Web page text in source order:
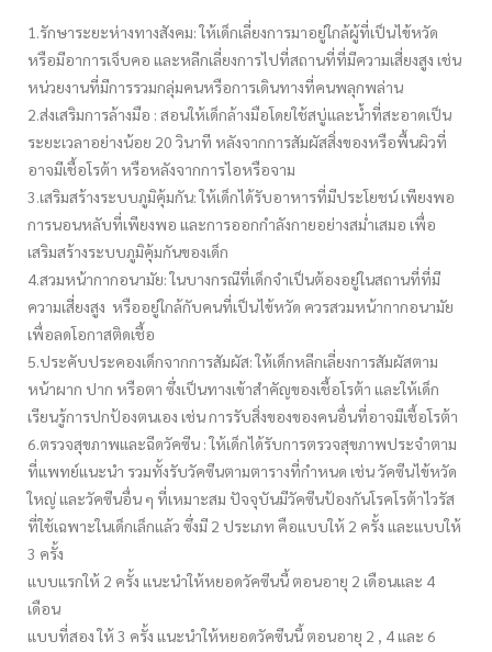
1.รักษาระยะห่างทางสังคม: ให้เด็กเลี่ยงการมาอยู่ใกล้ผู้ที่เป็นไข้หวัด
หรือมีอาการเจ็บคอ และหลีกเลี่ยงการไปที่สถานที่ที่มีความเสี่ยงสูง เช่น
หน่วยงานที่มีการรวมกลุ่มคนหรือการเดินทางที่คนพลุกพล่าน
2.ส่งเสริมการล้างมือ : สอนให้เด็กล้างมือโดยใช้สบู่และน้ำที่สะอาดเป็น
ระยะเวลาอย่างน้อย 20 วินาที หลังจากการสัมผัสสิ่งของหรือพื้นผิวที่
อาจมีเชื้อโรต้า หรือหลังจากการไอหรือจาม
3.เสริมสร้างระบบภูมิคุ้มกัน: ให้เด็กได้รับอาหารที่มีประโยชน์ เพียงพอ
การนอนหลับที่เพียงพอ และการออกกำลังกายอย่างสม่ำเสมอ เพื่อ
เสริมสร้างระบบภูมิคุ้มกันของเด็ก
4.สวมหน้ากากอนามัย: ในบางกรณีที่เด็กจำเป็นต้องอยู่ในสถานที่ที่มี
ความเสี่ยงสูง หรืออยู่ใกล้กับคนที่เป็นไข้หวัด ควรสวมหน้ากากอนามัย
เพื่อลดโอกาสติดเชื้อ
5.ประคับประคองเด็กจากการสัมผัส: ให้เด็กหลีกเลี่ยงการสัมผัสตาม
หน้าผาก ปาก หรือตา ซึ่งเป็นทางเข้าสำคัญของเชื้อโรต้า และให้เด็ก
เรียนรู้การปกป้องตนเอง เช่น การรับสิ่งของของคนอื่นที่อาจมีเชื้อโรต้า
6.ตรวจสุขภาพและฉีดวัคซีน : ให้เด็กได้รับการตรวจสุขภาพประจำตาม
ที่แพทย์แนะนำ รวมทั้งรับวัคซีนตามตารางที่กำหนด เช่น วัคซีนไข้หวัด
ใหญ่ และวัคซีนอื่น ๆ ที่เหมาะสม ปัจจุบันมีวัคซีนป้องกันโรคโรต้าไวรัส
ที่ใช้เฉพาะในเด็กเล็กแล้ว ซึ่งมี 2 ประเภท คือแบบให้ 2 ครั้ง และแบบให้
3 ครั้ง
แบบแรกให้ 2 ครั้ง แนะนำให้หยอดวัคซีนนี้ ตอนอายุ 2 เดือนและ 4
เดือน
แบบที่สอง ให้ 3 ครั้ง แนะนำให้หยอดวัคซีนนี้ ตอนอายุ 2 , 4 และ 6